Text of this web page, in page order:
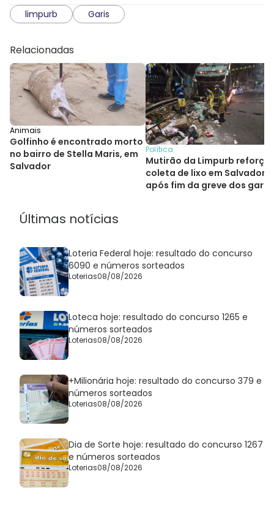
limpurb Garis
Relacionadas
Animais
Golfinho é encontrado morto
no bairro de Stella Maris, em
Salvador
Política
Mutirão da Limpurb reforça
coleta de lixo em Salvador
após fim da greve dos garis
Últimas notícias
Loteria Federal hoje: resultado do concurso
6090 e números sorteados
Loterias08/08/2026
Loteca hoje: resultado do concurso 1265 e
números sorteados
Loterias08/08/2026
+Milionária hoje: resultado do concurso 379 e
números sorteados
Loterias08/08/2026
Dia de Sorte hoje: resultado do concurso 1267
e números sorteados
Loterias08/08/2026